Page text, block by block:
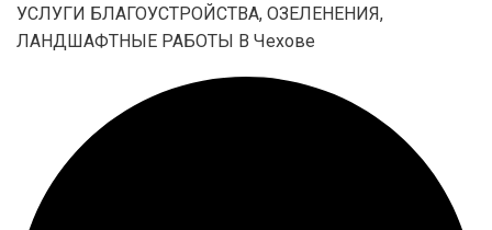
УСЛУГИ БЛАГОУСТРОЙСТВА, ОЗЕЛЕНЕНИЯ,
ЛАНДШАФТНЫЕ РАБОТЫ В Чехове